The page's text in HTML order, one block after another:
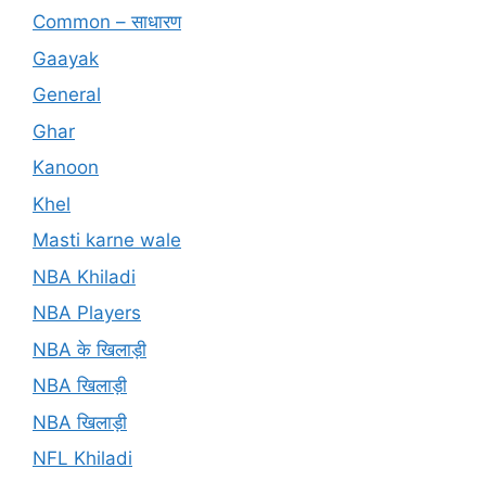
Common – साधारण
Gaayak
General
Ghar
Kanoon
Khel
Masti karne wale
NBA Khiladi
NBA Players
NBA के खिलाड़ी
NBA खिलाड़ी
NBA खिलाड़ी
NFL Khiladi